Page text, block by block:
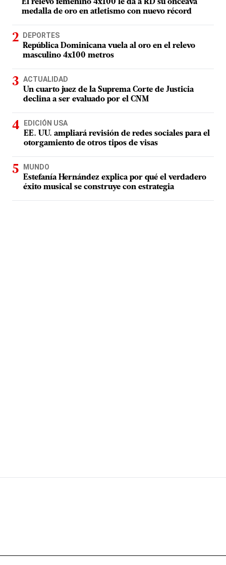
El relevo femenino 4x100 le da a RD su onceava
medalla de oro en atletismo con nuevo récord
DEPORTES
República Dominicana vuela al oro en el relevo
masculino 4x100 metros
ACTUALIDAD
Un cuarto juez de la Suprema Corte de Justicia
declina a ser evaluado por el CNM
EDICIÓN USA
EE. UU. ampliará revisión de redes sociales para el
otorgamiento de otros tipos de visas
MUNDO
Estefanía Hernández explica por qué el verdadero
éxito musical se construye con estrategia